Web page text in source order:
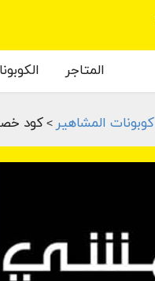
المتاجر
كوبونات المشاهير > كود خصم